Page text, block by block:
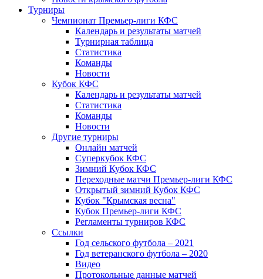
Турниры
Чемпионат Премьер-лиги КФС
Календарь и результаты матчей
Турнирная таблица
Статистика
Команды
Новости
Кубок КФС
Календарь и результаты матчей
Статистика
Команды
Новости
Другие турниры
Онлайн матчей
Суперкубок КФС
Зимний Кубок КФС
Переходные матчи Премьер-лиги КФС
Открытый зимний Кубок КФС
Кубок "Крымская весна"
Кубок Премьер-лиги КФС
Регламенты турниров КФС
Ссылки
Год сельского футбола – 2021
Год ветеранского футбола – 2020
Видео
Протокольные данные матчей